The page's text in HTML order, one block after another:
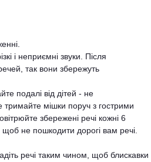
і неприємні звуки. Після
так вони збережуть
подалі від дітей - не
тримайте мішки поруч з гострими
збережені речі кожні 6
не пошкодити дорогі вам речі.
речі таким чином, щоб блискавки